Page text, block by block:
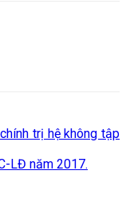
trị hệ không tập
LĐ năm 2017.